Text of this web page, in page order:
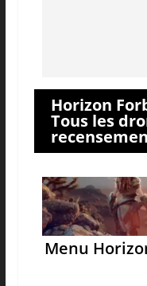
Horizon
Tous les
Menu